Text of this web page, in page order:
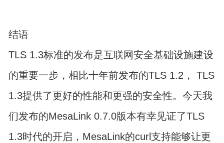
结语
TLS 1.3标准的发布是互联网安全基础设施建设
的重要一步，相比十年前发布的TLS 1.2， TLS
1.3提供了更好的性能和更强的安全性。今天我
们发布的MesaLink 0.7.0版本有幸见证了TLS
1.3时代的开启，MesaLink的curl支持能够让更